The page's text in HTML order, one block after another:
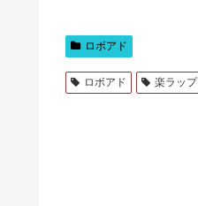
ロボアド
ロボアド 楽ラップ